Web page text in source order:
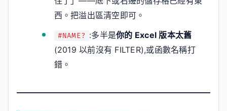
西。把溢出區清空即可。
#NAME? :多半是你的 Excel 版本太舊
(2019 以前沒有 FILTER),或函數名稱打
錯。